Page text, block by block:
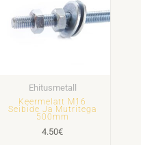
Ehitusmetall
Keermelatt M16
Seibide Ja Mutritega
500mm
4.50€